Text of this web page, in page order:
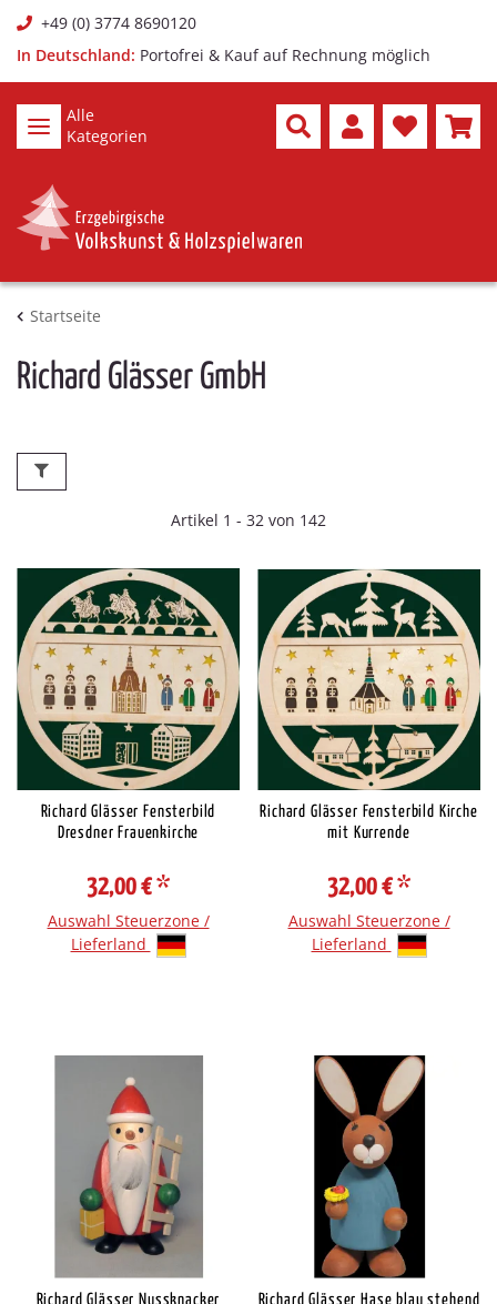
+49 (0) 3774 8690120
In Deutschland: Portofrei & Kauf auf Rechnung möglich
Alle
Kategorien
Startseite
Richard Glässer GmbH
Artikel 1 - 32 von 142
Richard Glässer Fensterbild
Dresdner Frauenkirche
32,00 €*
Auswahl Steuerzone /
Lieferland
Richard Glässer Fensterbild Kirche
mit Kurrende
32,00 €*
Auswahl Steuerzone /
Lieferland
Richard Glässer Nussknacker
Richard Glässer Hase blau stehend